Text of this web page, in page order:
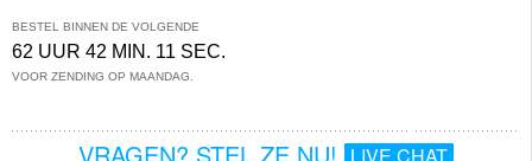
BESTEL BINNEN DE VOLGENDE
62 UUR 42 MIN. 11 SEC.
VOOR ZENDING OP MAANDAG.